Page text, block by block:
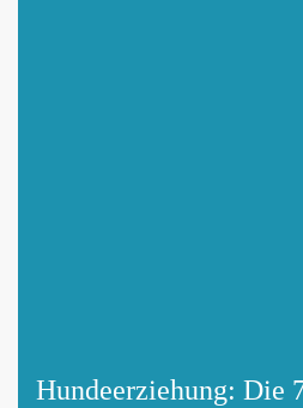
Hundeerziehung: Die